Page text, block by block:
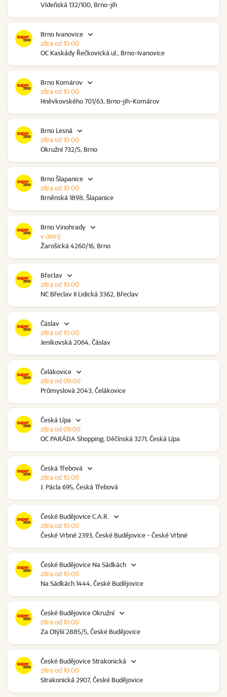
Vídeňská 132/100, Brno-jih
Brno Ivanovice
OC Kaskády Řečkovická ul., Brno-Ivanovice
zítra od 10:00
Brno Komárov
Hněvkovského 701/63, Brno-jih-Komárov
zítra od 10:00
Brno Lesná
Okružní 732/5, Brno
zítra od 10:00
Brno Šlapanice
Brněnská 1898, Šlapanice
zítra od 10:00
Brno Vinohrady
Žarošická 4260/16, Brno
v úterý
Břeclav
NC Břeclav II Lidická 3362, Břeclav
zítra od 10:00
Čáslav
Jeníkovská 2064, Čáslav
zítra od 10:00
Čelákovice
Průmyslová 2043, Čelákovice
zítra od 09:00
Česká Lípa
OC PARÁDA Shopping, Děčínská 3271, Česká Lípa
zítra od 09:00
Česká Třebová
J. Pácla 695, Česká Třebová
zítra od 10:00
České Budějovice C.A.R.
České Vrbné 2393, České Budějovice - České Vrbné
zítra od 10:00
České Budějovice Na Sádkách
Na Sádkách 1444, České Budějovice
zítra od 10:00
České Budějovice Okružní
Za Otýlií 2885/5, České Budějovice
zítra od 10:00
České Budějovice Strakonická
Strakonická 2907, České Budějovice
zítra od 10:00